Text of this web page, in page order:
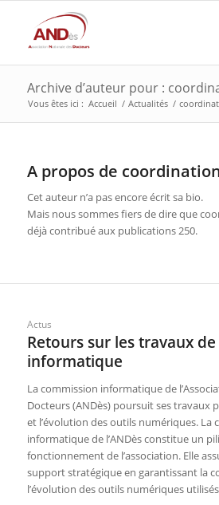
Archive d’auteur pour :
Vous êtes ici : Accueil / Actualités /
A propos de
Cet auteur n’a pas encore écrit sa bio.
Mais nous sommes fiers de dire que
déjà contribué aux publications 250.
Actus
Retours sur les travaux
informatique
La commission informatique de
Docteurs (ANDès) poursuit ses travaux
et l’évolution des outils numériques. La
informatique de l’ANDès constitue un
fonctionnement de l’association. Elle
support stratégique en garantissant la
l’évolution des outils numériques